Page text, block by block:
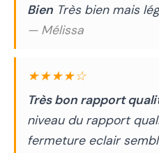
Bien Très bien mais
— Mélissa
★★★★☆
Très bon rapport
niveau du rapport
fermeture eclair